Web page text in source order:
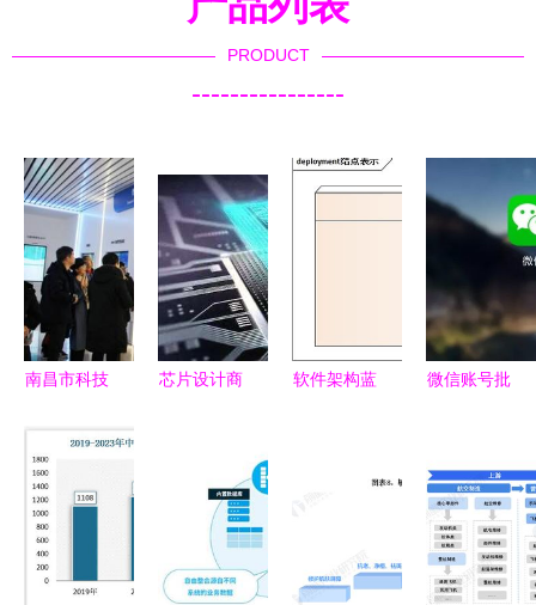
PRODUCT
----------------
南昌市科技
端伟一行莅
临百胜智能
视察指导，
共话软件开
发新篇章
芯片设计商
制 为什么
设计图纸难
以被窃取
软件架构蓝
方法与在软
支撑作用
微信账号批
规软件开发
工具成罪魁
祸首